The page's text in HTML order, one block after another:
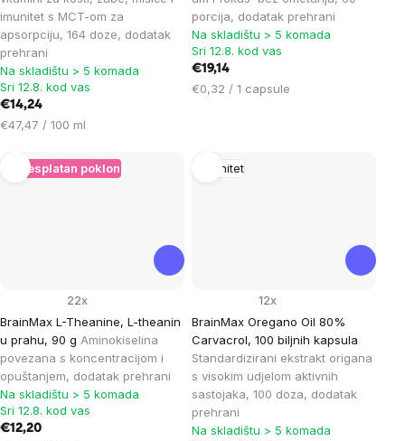
imunitet s MCT-om za
apsorpciju, 164 doze, dodatak
prehrani
Na skladištu > 5 komada
Sri 12.8. kod vas
€14,24
Cijena
€47,47 / 100 ml
porcija, dodatak prehrani
Na skladištu > 5 komada
Sri 12.8. kod vas
€19,14
Cijena
€0,32 / 1 capsule
+ Besplatan poklon
BrainMax L-Theanine, L-theanin
u prahu, 90 g Aminokiselina
povezana s koncentracijom i
opuštanjem, dodatak prehrani
22x
Na skladištu > 5 komada
Sri 12.8. kod vas
€12,20
Imunitet
BrainMax Oregano Oil 80%
Carvacrol, 100 biljnih kapsula
Standardizirani ekstrakt origana
s visokim udjelom aktivnih
sastojaka, 100 doza, dodatak
prehrani
12x
Na skladištu > 5 komada